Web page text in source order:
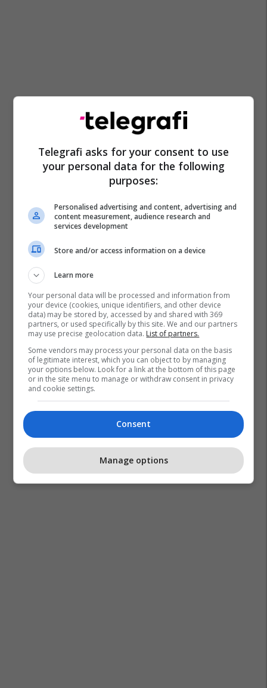
Telegrafi asks for your consent to use
your personal data for the following
purposes:
Personalised advertising and content, advertising and
content measurement, audience research and
services development
Store and/or access information on a device
Learn more
Your personal data will be processed and information from
your device (cookies, unique identifiers, and other device
data) may be stored by, accessed by and shared with 369
partners, or used specifically by this site. We and our partners
may use precise geolocation data. List of partners.
Some vendors may process your personal data on the basis
of legitimate interest, which you can object to by managing
your options below. Look for a link at the bottom of this page
or in the site menu to manage or withdraw consent in privacy
and cookie settings.
Consent
Manage options